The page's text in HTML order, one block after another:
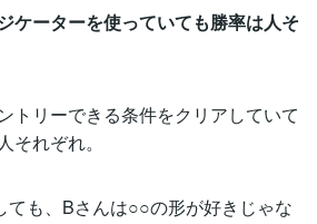
ケーターを使っていても勝率は人そ
トリーできる条件をクリアしていて
それぞれ。
ても、Bさんは○○の形が好きじゃな